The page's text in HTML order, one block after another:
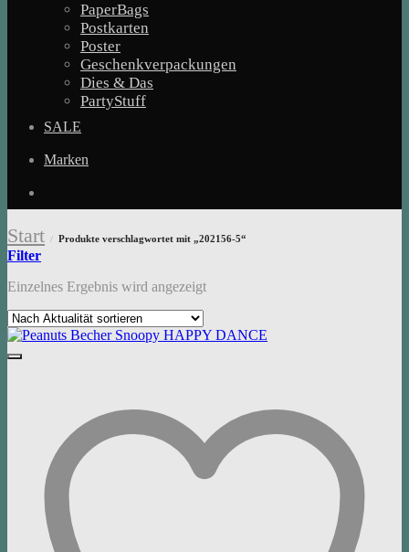
PaperBags
Postkarten
Poster
Geschenkverpackungen
Dies & Das
PartyStuff
SALE
Marken
Start / Produkte verschlagwortet mit „202156-5“
Filter
Einzelnes Ergebnis wird angezeigt